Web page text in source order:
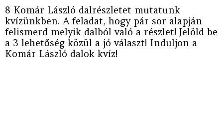
8 Komár László dalrészletet mutatunk
kvízünkben. A feladat, hogy pár sor alapján
felismerd melyik dalból való a részlet! Jelöld be
a 3 lehetőség közül a jó választ! Induljon a
Komár László dalok kvíz!